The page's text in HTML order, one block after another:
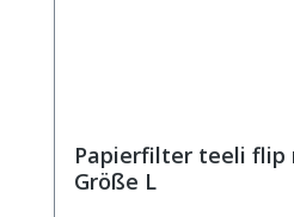
Papierfilter teeli
Größe L